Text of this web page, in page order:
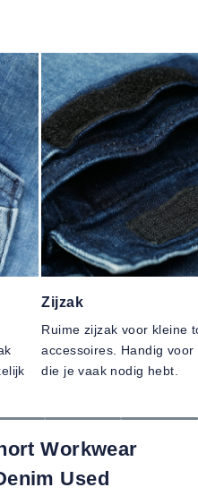
Zijzak
Ruime zijzak voor kleine
accessoires. Handig voor
die je vaak nodig hebt.
Workwear
Used